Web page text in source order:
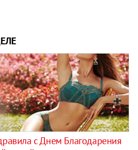
с Днем Благодарения